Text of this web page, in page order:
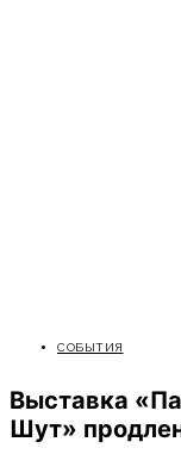
СОБЫТИЯ
Выставка
Шут»